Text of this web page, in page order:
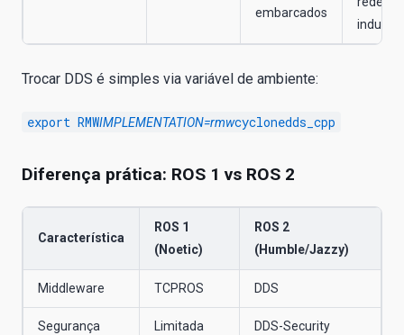
embarcados
Trocar DDS é simples via variável de ambiente:
export RMWIMPLEMENTATION=rmwcyclonedds_cpp
Diferença prática: ROS 1 vs ROS 2
Característica
ROS 1
(Noetic)
ROS 2
(Humble/Jazzy)
Middleware TCPROS DDS
Segurança Limitada DDS-Security